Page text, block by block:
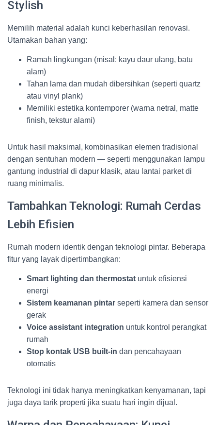
Stylish
Memilih material adalah kunci keberhasilan renovasi.
Utamakan bahan yang:
Ramah lingkungan (misal: kayu daur ulang, batu
alam)
Tahan lama dan mudah dibersihkan (seperti quartz
atau vinyl plank)
Memiliki estetika kontemporer (warna netral, matte
finish, tekstur alami)
Untuk hasil maksimal, kombinasikan elemen tradisional
dengan sentuhan modern — seperti menggunakan lampu
gantung industrial di dapur klasik, atau lantai parket di
ruang minimalis.
Tambahkan Teknologi: Rumah Cerdas
Lebih Efisien
Rumah modern identik dengan teknologi pintar. Beberapa
fitur yang layak dipertimbangkan:
Smart lighting dan thermostat untuk efisiensi
energi
Sistem keamanan pintar seperti kamera dan sensor
gerak
Voice assistant integration untuk kontrol perangkat
rumah
Stop kontak USB built-in dan pencahayaan
otomatis
Teknologi ini tidak hanya meningkatkan kenyamanan, tapi
juga daya tarik properti jika suatu hari ingin dijual.